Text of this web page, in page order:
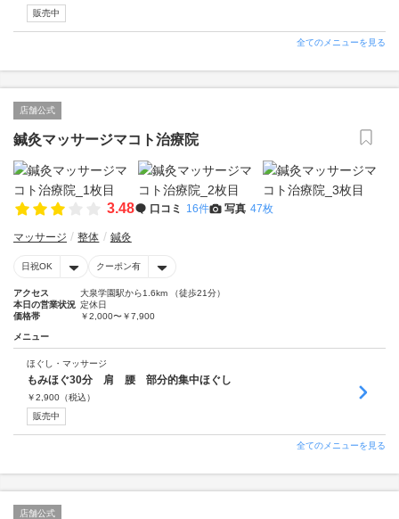
販売中
全てのメニューを見る
店舗公式
鍼灸マッサージマコト治療院
3.48 口コミ 16件 写真 47枚
マッサージ 整体 鍼灸
日祝OK クーポン有
アクセス
大泉学園駅から1.6km （徒歩21分）
本日の営業状況 定休日
価格帯
￥2,000〜￥7,900
メニュー
ほぐし・マッサージ
もみほぐ30分 肩 腰 部分的集中ほぐし
￥2,900 （税込）
販売中
全てのメニューを見る
店舗公式